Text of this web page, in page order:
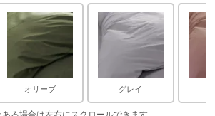
オリーブ グレイ